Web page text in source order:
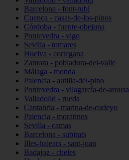
Barcelona - font-rubí
Cuenca - casas-de-los-pinos
Córdoba - fuente-obejuna
Pontevedra - vigo
Sevilla - tomares
Huelva - cortegana
Zamora - pobladura-del-valle
Málaga - monda
Palencia - autilla-del-pino
Pontevedra - vilagarcía-de-arousa
Valladolid - rueda
Cantabria - marina-de-cudeyo
Palencia - moratinos
Sevilla - camas
Barcelona - subirats
Illes-balears - sant-joan
Badajoz - cheles